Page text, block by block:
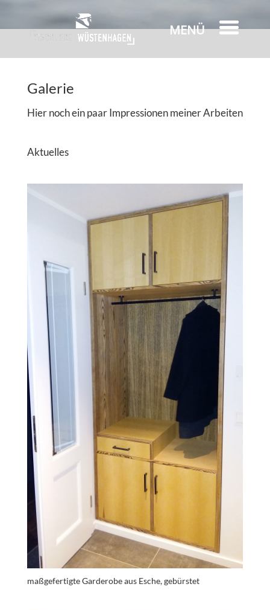
Galerie
Hier noch ein paar Impressionen meiner Arbeiten
Aktuelles
maßgefertigte Garderobe aus Esche, gebürstet